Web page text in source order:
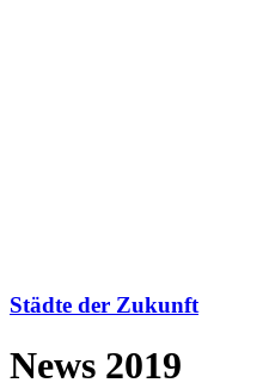
Städte der Zukunft
News 2019